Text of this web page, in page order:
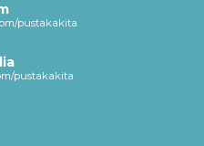
pustakakita
pustakakita